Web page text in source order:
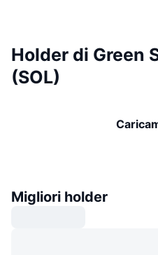
Holder di Green
(SOL)
Migliori holder